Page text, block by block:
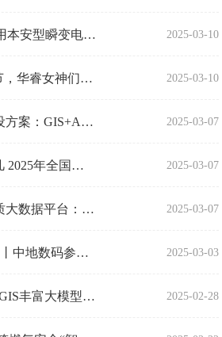
睿·分享｜YCS2.4矿用本安型瞬变电磁仪在超前预报中的应用 2025-03-10
睿·头条｜多彩妇女节，华睿女神们这样过 2025-03-10
MapGIS数字乡村建设方案：GIS+AI点亮乡村振兴新图景 2025-03-07
青春创意 “地” 造不凡 2025年全国高校GIS技能大赛口号征集令来袭！ 2025-03-07
MapGIS数字孪生地质大数据平台：破局数据孤岛，筑牢地质信息化“新基建” 2025-03-07
坚持创新，勇担重任丨中地数码参加地理信息民营企业座谈会 2025-03-03
接入DeepSeek！MapGIS丰富大模型地理智能问答应用 2025-02-28